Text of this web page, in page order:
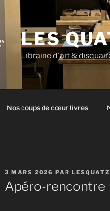
LES
Librairie d'art &
Nos coups de cœur livres
PUBLIÉ
LE
3 MARS 2026 PAR
Apéro-rencontre